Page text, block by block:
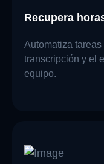
Recupera
Automatiza
transcripción y el
equipo.